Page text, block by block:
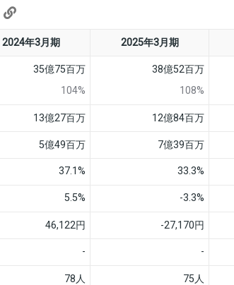
2024年3月期 2025年3月期
35億75百万
104%
38億52百万
108%
13億27百万 12億84百万
5億49百万 7億39百万
37.1% 33.3%
5.5% -3.3%
46,122円 -27,170円
- -
78人
75人